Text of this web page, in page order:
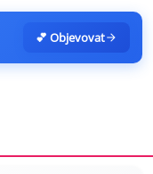
💕 Objevovat